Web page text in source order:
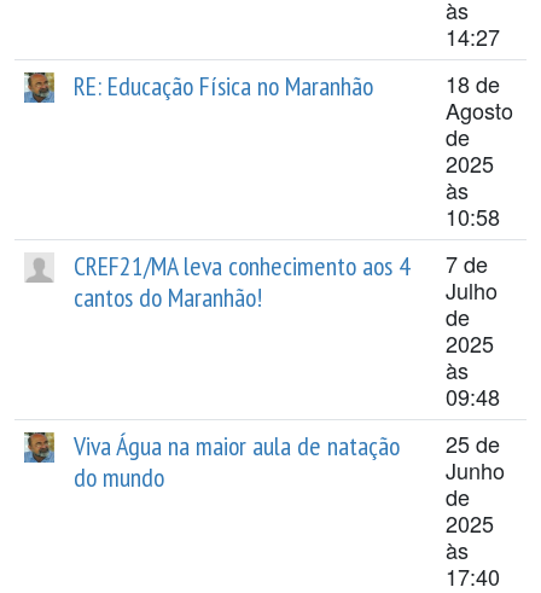
às
14:27
RE: Educação Física no Maranhão
18 de
Agosto
de
2025
às
10:58
CREF21/MA leva conhecimento aos 4
cantos do Maranhão!
7 de
Julho
de
2025
às
09:48
Viva Água na maior aula de natação
do mundo
25 de
Junho
de
2025
às
17:40